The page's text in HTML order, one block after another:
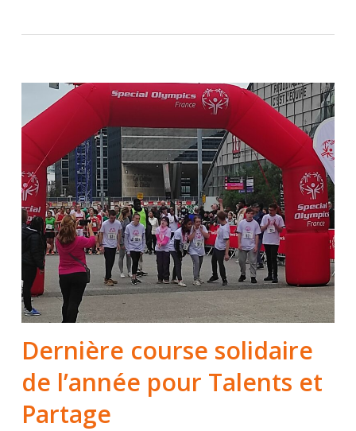
Dernière course solidaire
de l’année pour Talents et
Partage